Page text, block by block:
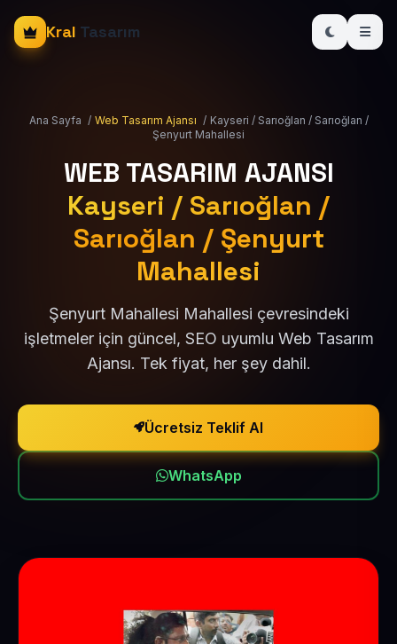
Kral Tasarım
Ana Sayfa / Web Tasarım Ajansı / Kayseri / Sarıoğlan / Sarıoğlan /
Şenyurt Mahallesi
WEB TASARIM AJANSI
Kayseri / Sarıoğlan /
Sarıoğlan / Şenyurt
Mahallesi
Şenyurt Mahallesi Mahallesi çevresindeki
işletmeler için güncel, SEO uyumlu Web Tasarım
Ajansı. Tek fiyat, her şey dahil.
Ücretsiz Teklif Al
WhatsApp